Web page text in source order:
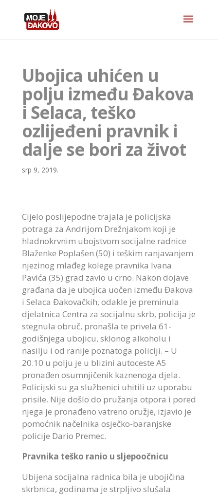
Ubojica uhićen u
polju između Đakova
i Selaca, teško
ozlijeđeni pravnik i
dalje se bori za život
srp 9, 2019.
Cijelo poslijepodne trajala je policijska
potraga za Andrijom Drežnjakom koji je
hladnokrvnim ubojstvom socijalne radnice
Blaženke Poplašen (50) i teškim ranjavanjem
njezinog mlađeg kolege pravnika Ivana
Pavića (35) grad zavio u crno. Nakon dojave
građana da je ubojica uočen između Đakova
i Selaca Đakovačkih, odakle je preminula
djelatnica Centra za socijalnu skrb, policija je
stegnula obruč, pronašla te privela 61-
godišnjega ubojicu, sklonog alkoholu i
nasilju i od ranije poznatoga policiji. – U
20.10 u polju je u blizini autoceste A5
pronađen osumnjičenik kaznenoga djela.
Policijski su ga službenici uhitili uz uporabu
prisile. Nije došlo do pružanja otpora i pored
njega je pronađeno vatreno oružje, izjavio je
pomoćnik načelnika osječko-baranjske
policije Dario Premec.
Pravnika teško ranio u sljepoočnicu
Ubijena socijalna radnica bila je ubojičina
skrbnica, godinama je strpljivo slušala